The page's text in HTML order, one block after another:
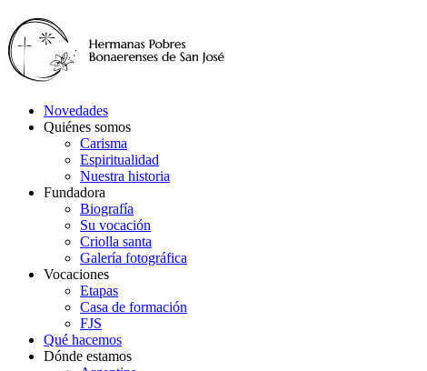
Novedades
Quiénes somos
Carisma
Espiritualidad
Nuestra historia
Fundadora
Biografía
Su vocación
Criolla santa
Galería fotográfica
Vocaciones
Etapas
Casa de formación
FJS
Qué hacemos
Dónde estamos